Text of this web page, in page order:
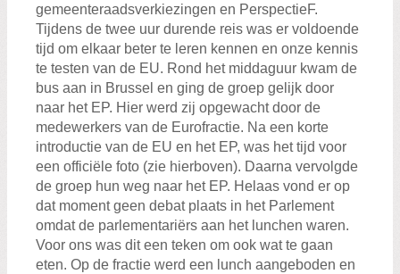
gemeenteraadsverkiezingen en PerspectieF.
Tijdens de twee uur durende reis was er voldoende
tijd om elkaar beter te leren kennen en onze kennis
te testen van de EU. Rond het middaguur kwam de
bus aan in Brussel en ging de groep gelijk door
naar het EP. Hier werd zij opgewacht door de
medewerkers van de Eurofractie. Na een korte
introductie van de EU en het EP, was het tijd voor
een officiële foto (zie hierboven). Daarna vervolgde
de groep hun weg naar het EP. Helaas vond er op
dat moment geen debat plaats in het Parlement
omdat de parlementariërs aan het lunchen waren.
Voor ons was dit een teken om ook wat te gaan
eten. Op de fractie werd een lunch aangeboden en